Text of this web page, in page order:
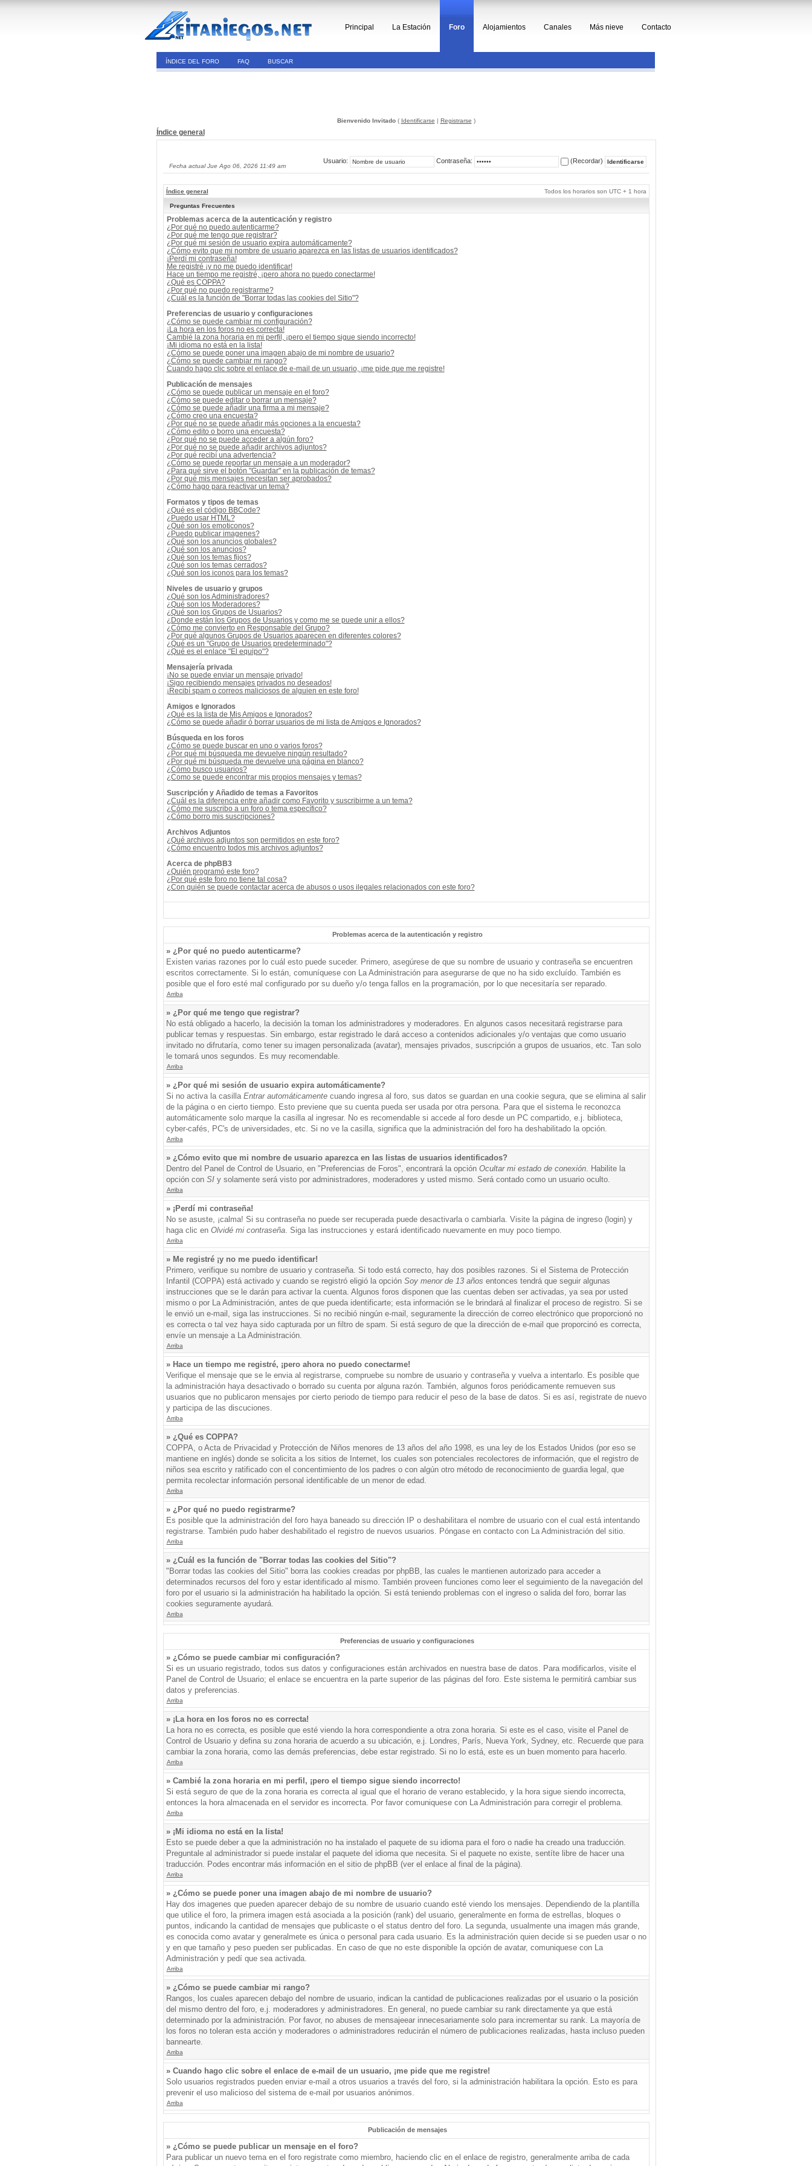
Principal La Estación Foro Alojamientos Canales Más nieve Contacto
ÍNDICE DEL FORO FAQ BUSCAR
Bienvenido Invitado( Identificarse | Registrarse )
Índice general
Fecha actual Jue Ago 06, 2026 11:49 am
Usuario: Contraseña: (Recordar)
Índice general Todos los horarios son UTC + 1 hora
Preguntas Frecuentes
Problemas acerca de la autenticación y registro
¿Por qué no puedo autenticarme?
¿Por qué me tengo que registrar?
¿Por qué mi sesión de usuario expira automáticamente?
¿Cómo evito que mi nombre de usuario aparezca en las listas de usuarios identificados?
¡Perdí mi contraseña!
Me registré ¡y no me puedo identificar!
Hace un tiempo me registré, ¡pero ahora no puedo conectarme!
¿Qué es COPPA?
¿Por qué no puedo registrarme?
¿Cuál es la función de "Borrar todas las cookies del Sitio"?
Preferencias de usuario y configuraciones
¿Cómo se puede cambiar mi configuración?
¡La hora en los foros no es correcta!
Cambié la zona horaria en mi perfil, ¡pero el tiempo sigue siendo incorrecto!
¡Mi idioma no está en la lista!
¿Cómo se puede poner una imagen abajo de mi nombre de usuario?
¿Cómo se puede cambiar mi rango?
Cuando hago clic sobre el enlace de e-mail de un usuario, ¡me pide que me registre!
Publicación de mensajes
¿Cómo se puede publicar un mensaje en el foro?
¿Cómo se puede editar o borrar un mensaje?
¿Cómo se puede añadir una firma a mi mensaje?
¿Cómo creo una encuesta?
¿Por qué no se puede añadir más opciones a la encuesta?
¿Cómo edito o borro una encuesta?
¿Por qué no se puede acceder a algún foro?
¿Por qué no se puede añadir archivos adjuntos?
¿Por qué recibí una advertencia?
¿Cómo se puede reportar un mensaje a un moderador?
¿Para qué sirve el botón "Guardar" en la publicación de temas?
¿Por qué mis mensajes necesitan ser aprobados?
¿Cómo hago para reactivar un tema?
Formatos y tipos de temas
¿Qué es el código BBCode?
¿Puedo usar HTML?
¿Qué son los emoticonos?
¿Puedo publicar imagenes?
¿Qué son los anuncios globales?
¿Qué son los anuncios?
¿Qué son los temas fijos?
¿Qué son los temas cerrados?
¿Qué son los iconos para los temas?
Niveles de usuario y grupos
¿Qué son los Administradores?
¿Qué son los Moderadores?
¿Qué son los Grupos de Usuarios?
¿Donde están los Grupos de Usuarios y como me se puede unir a ellos?
¿Cómo me convierto en Responsable del Grupo?
¿Por qué algunos Grupos de Usuarios aparecen en diferentes colores?
¿Qué es un "Grupo de Usuarios predeterminado"?
¿Qué es el enlace "El equipo"?
Mensajería privada
¡No se puede enviar un mensaje privado!
¡Sigo recibiendo mensajes privados no deseados!
¡Recibí spam o correos maliciosos de alguien en este foro!
Amigos e Ignorados
¿Qué es la lista de Mis Amigos e Ignorados?
¿Cómo se puede añadir ó borrar usuarios de mi lista de Amigos e Ignorados?
Búsqueda en los foros
¿Cómo se puede buscar en uno o varios foros?
¿Por qué mi búsqueda me devuelve ningún resultado?
¿Por qué mi búsqueda me devuelve una página en blanco?
¿Cómo busco usuarios?
¿Como se puede encontrar mis propios mensajes y temas?
Suscripción y Añadido de temas a Favoritos
¿Cuál es la diferencia entre añadir como Favorito y suscribirme a un tema?
¿Cómo me suscribo a un foro o tema específico?
¿Cómo borro mis suscripciones?
Archivos Adjuntos
¿Qué archivos adjuntos son permitidos en este foro?
¿Cómo encuentro todos mis archivos adjuntos?
Acerca de phpBB3
¿Quién programó este foro?
¿Por qué este foro no tiene tal cosa?
¿Con quién se puede contactar acerca de abusos o usos ilegales relacionados con este foro?
Problemas acerca de la autenticación y registro
» ¿Por qué no puedo autenticarme?
Existen varias razones por lo cuál esto puede suceder. Primero, asegúrese de que su nombre de usuario y contraseña se encuentren
escritos correctamente. Si lo están, comuníquese con La Administración para asegurarse de que no ha sido excluído. También es
posible que el foro esté mal configurado por su dueño y/o tenga fallos en la programación, por lo que necesitaría ser reparado.
Arriba
» ¿Por qué me tengo que registrar?
No está obligado a hacerlo, la decisión la toman los administradores y moderadores. En algunos casos necesitará registrarse para
publicar temas y respuestas. Sin embargo, estar registrado le dará acceso a contenidos adicionales y/o ventajas que como usuario
invitado no difrutaría, como tener su imagen personalizada (avatar), mensajes privados, suscripción a grupos de usuarios, etc. Tan solo
le tomará unos segundos. Es muy recomendable.
Arriba
» ¿Por qué mi sesión de usuario expira automáticamente?
Si no activa la casilla Entrar automáticamentecuando ingresa al foro, sus datos se guardan en una cookie segura, que se elimina al salir
de la página o en cierto tiempo. Esto previene que su cuenta pueda ser usada por otra persona. Para que el sistema le reconozca
automáticamente solo marque la casilla al ingresar. No es recomendable si accede al foro desde un PC compartido, e.j. biblioteca,
cyber-cafés, PC's de universidades, etc. Si no ve la casilla, significa que la administración del foro ha deshabilitado la opción.
Arriba
» ¿Cómo evito que mi nombre de usuario aparezca en las listas de usuarios identificados?
Dentro del Panel de Control de Usuario, en "Preferencias de Foros", encontrará la opción Ocultar mi estado de conexión. Habilite la
opción con SIy solamente será visto por administradores, moderadores y usted mismo. Será contado como un usuario oculto.
Arriba
» ¡Perdí mi contraseña!
No se asuste, ¡calma! Si su contraseña no puede ser recuperada puede desactivarla o cambiarla. Visite la página de ingreso (login) y
haga clic en Olvidé mi contraseña. Siga las instrucciones y estará identificado nuevamente en muy poco tiempo.
Arriba
» Me registré ¡y no me puedo identificar!
Primero, verifique su nombre de usuario y contraseña. Si todo está correcto, hay dos posibles razones. Si el Sistema de Protección
Infantil (COPPA) está activado y cuando se registró eligió la opción Soy menor de 13 años entonces tendrá que seguir algunas
instrucciones que se le darán para activar la cuenta. Algunos foros disponen que las cuentas deben ser activadas, ya sea por usted
mismo o por La Administración, antes de que pueda identificarte; esta información se le brindará al finalizar el proceso de registro. Si se
le envió un e-mail, siga las instrucciones. Si no recibió ningún e-mail, seguramente la dirección de correo electrónico que proporcionó no
es correcta o tal vez haya sido capturada por un filtro de spam. Si está seguro de que la dirección de e-mail que proporcinó es correcta,
envíe un mensaje a La Administración.
Arriba
» Hace un tiempo me registré, ¡pero ahora no puedo conectarme!
Verifique el mensaje que se le envia al registrarse, compruebe su nombre de usuario y contraseña y vuelva a intentarlo. Es posible que
la administración haya desactivado o borrado su cuenta por alguna razón. También, algunos foros periódicamente remueven sus
usuarios que no publicaron mensajes por cierto periodo de tiempo para reducir el peso de la base de datos. Si es así, registrate de nuevo
y participa de las discuciones.
Arriba
» ¿Qué es COPPA?
COPPA, o Acta de Privacidad y Protección de Niños menores de 13 años del año 1998, es una ley de los Estados Unidos (por eso se
mantiene en inglés) donde se solicita a los sitios de Internet, los cuales son potenciales recolectores de información, que el registro de
niños sea escrito y ratificado con el concentimiento de los padres o con algún otro método de reconocimiento de guardia legal, que
permita recolectar información personal identificable de un menor de edad.
Arriba
» ¿Por qué no puedo registrarme?
Es posible que la administración del foro haya baneado su dirección IP o deshabilitara el nombre de usuario con el cual está intentando
registrarse. También pudo haber deshabilitado el registro de nuevos usuarios. Póngase en contacto con La Administración del sitio.
Arriba
» ¿Cuál es la función de "Borrar todas las cookies del Sitio"?
"Borrar todas las cookies del Sitio" borra las cookies creadas por phpBB, las cuales le mantienen autorizado para acceder a
determinados recursos del foro y estar identificado al mismo. También proveen funciones como leer el seguimiento de la navegación del
foro por el usuario si la administración ha habilitado la opción. Si está teniendo problemas con el ingreso o salida del foro, borrar las
cookies seguramente ayudará.
Arriba
Preferencias de usuario y configuraciones
» ¿Cómo se puede cambiar mi configuración?
Si es un usuario registrado, todos sus datos y configuraciones están archivados en nuestra base de datos. Para modificarlos, visite el
Panel de Control de Usuario; el enlace se encuentra en la parte superior de las páginas del foro. Este sistema le permitirá cambiar sus
datos y preferencias.
Arriba
» ¡La hora en los foros no es correcta!
La hora no es correcta, es posible que esté viendo la hora correspondiente a otra zona horaria. Si este es el caso, visite el Panel de
Control de Usuario y defina su zona horaria de acuerdo a su ubicación, e.j. Londres, París, Nueva York, Sydney, etc. Recuerde que para
cambiar la zona horaria, como las demás preferencias, debe estar registrado. Si no lo está, este es un buen momento para hacerlo.
Arriba
» Cambié la zona horaria en mi perfil, ¡pero el tiempo sigue siendo incorrecto!
Si está seguro de que de la zona horaria es correcta al igual que el horario de verano establecido, y la hora sigue siendo incorrecta,
entonces la hora almacenada en el servidor es incorrecta. Por favor comuniquese con La Administración para corregir el problema.
Arriba
» ¡Mi idioma no está en la lista!
Esto se puede deber a que la administración no ha instalado el paquete de su idioma para el foro o nadie ha creado una traducción.
Preguntale al administrador si puede instalar el paquete del idioma que necesita. Si el paquete no existe, sentíte libre de hacer una
traducción. Podes encontrar más información en el sitio de phpBB (ver el enlace al final de la página).
Arriba
» ¿Cómo se puede poner una imagen abajo de mi nombre de usuario?
Hay dos imagenes que pueden aparecer debajo de su nombre de usuario cuando esté viendo los mensajes. Dependiendo de la plantilla
que utilice el foro, la primera imagen está asociada a la posición (rank) del usuario, generalmente en forma de estrellas, bloques o
puntos, indicando la cantidad de mensajes que publicaste o el status dentro del foro. La segunda, usualmente una imagen más grande,
es conocida como avatar y generalmete es única o personal para cada usuario. Es la administración quien decide si se pueden usar o no
y en que tamaño y peso pueden ser publicadas. En caso de que no este disponible la opción de avatar, comuniquese con La
Administración y pedí que sea activada.
Arriba
» ¿Cómo se puede cambiar mi rango?
Rangos, los cuales aparecen debajo del nombre de usuario, indican la cantidad de publicaciones realizadas por el usuario o la posición
del mismo dentro del foro, e.j. moderadores y administradores. En general, no puede cambiar su rank directamente ya que está
determinado por la administración. Por favor, no abuses de mensajeear innecesariamente solo para incrementar su rank. La mayoría de
los foros no toleran esta acción y moderadores o administradores reducirán el número de publicaciones realizadas, hasta incluso pueden
bannearte.
Arriba
» Cuando hago clic sobre el enlace de e-mail de un usuario, ¡me pide que me registre!
Solo usuarios registrados pueden enviar e-mail a otros usuarios a través del foro, si la administración habilitara la opción. Esto es para
prevenir el uso malicioso del sistema de e-mail por usuarios anónimos.
Arriba
Publicación de mensajes
» ¿Cómo se puede publicar un mensaje en el foro?
Para publicar un nuevo tema en el foro registrate como miembro, haciendo clic en el enlace de registro, generalmente arriba de cada